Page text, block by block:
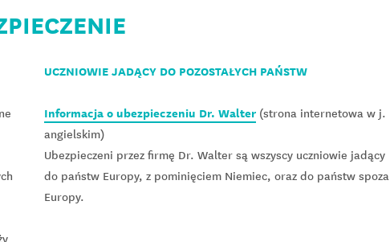
UCZNIOWIE JADĄCY DO POZOSTAŁYCH PAŃSTW
Informacja o ubezpieczeniu Dr. Walter(strona internetowa w j.
angielskim)
Ubezpieczeni przez firmę Dr. Walter są wszyscy uczniowie jadący
do państw Europy, z pominięciem Niemiec, oraz do państw spoza
Europy.